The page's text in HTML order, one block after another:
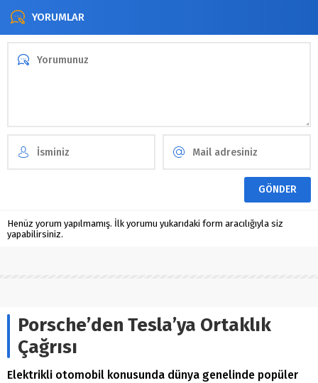
YORUMLAR
Henüz yorum yapılmamış. İlk yorumu yukarıdaki form aracılığıyla siz
yapabilirsiniz.
Porsche’den Tesla’ya Ortaklık
Çağrısı
Elektrikli otomobil konusunda dünya genelinde popüler